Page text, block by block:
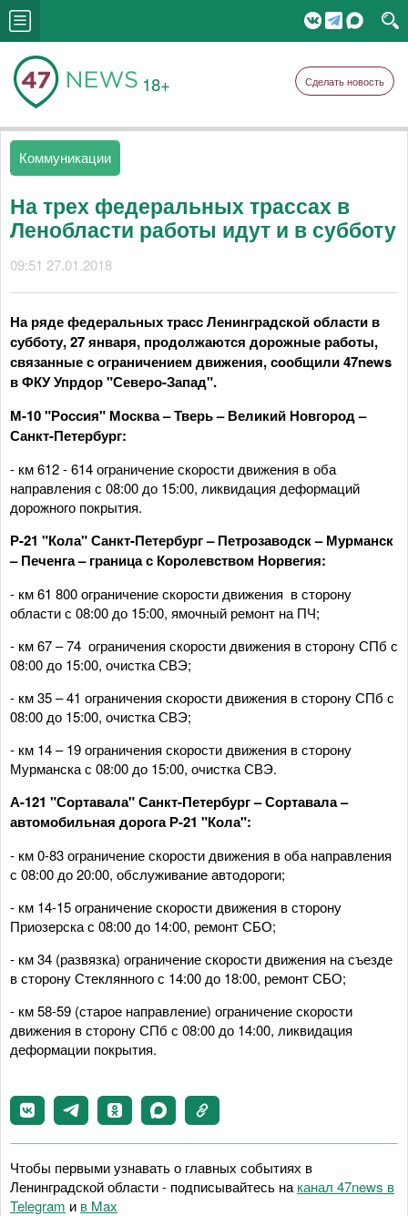
18+ Сделать новость
Коммуникации
На трех федеральных трассах в
Ленобласти работы идут и в субботу
09:51 27.01.2018
На ряде федеральных трасс Ленинградской области в
субботу, 27 января, продолжаются дорожные работы,
связанные с ограничением движения, сообщили 47news
в ФКУ Упрдор "Северо-Запад".
М-10 "Россия" Москва – Тверь – Великий Новгород –
Санкт-Петербург:
- км 612 - 614 ограничение скорости движения в оба
направления с 08:00 до 15:00, ликвидация деформаций
дорожного покрытия.
Р-21 "Кола" Санкт-Петербург – Петрозаводск – Мурманск
– Печенга – граница с Королевством Норвегия:
- км 61 800 ограничение скорости движения в сторону
области с 08:00 до 15:00, ямочный ремонт на ПЧ;
- км 67 – 74 ограничения скорости движения в сторону СПб с
08:00 до 15:00, очистка СВЭ;
- км 35 – 41 ограничения скорости движения в сторону СПб с
08:00 до 15:00, очистка СВЭ;
- км 14 – 19 ограничения скорости движения в сторону
Мурманска с 08:00 до 15:00, очистка СВЭ.
А-121 "Сортавала" Санкт-Петербург – Сортавала –
автомобильная дорога Р-21 "Кола":
- км 0-83 ограничение скорости движения в оба направления
с 08:00 до 20:00, обслуживание автодороги;
- км 14-15 ограничение скорости движения в сторону
Приозерска с 08:00 до 14:00, ремонт СБО;
- км 34 (развязка) ограничение скорости движения на съезде
в сторону Стеклянного с 14:00 до 18:00, ремонт СБО;
- км 58-59 (старое направление) ограничение скорости
движения в сторону СПб с 08:00 до 14:00, ликвидация
деформации покрытия.
Чтобы первыми узнавать о главных событиях в
Ленинградской области - подписывайтесь на канал 47news в
Telegram и в Maх